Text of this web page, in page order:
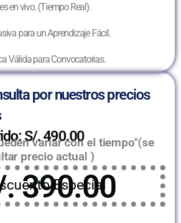
en vivo. (Tiempo Real).
para un Aprendizaje Fácil.
Válida para Convocatorias.
por nuestros precios
S/. 490.00
variar con el tiempo"(se
precio actual )
Especial
390.00